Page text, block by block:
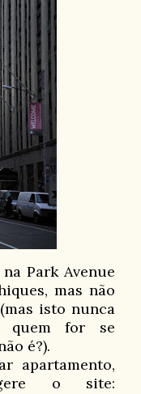
Park Avenue
mas não
isto nunca
quem for se
é?).
apartamento,
o site: